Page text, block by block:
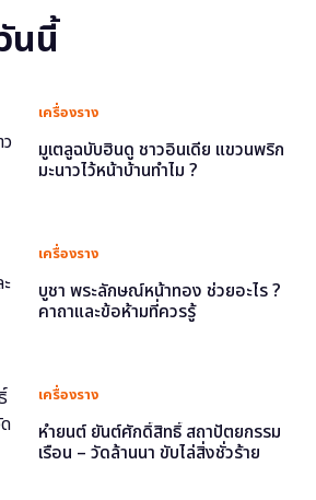
นนี้
เครื่องราง
มูเตลูฉบับฮินดู ชาวอินเดีย แขวนพริก
มะนาวไว้หน้าบ้านทำไม ?
เครื่องราง
บูชา พระลักษณ์หน้าทอง ช่วยอะไร ?
คาถาและข้อห้ามที่ควรรู้
เครื่องราง
หำยนต์ ยันต์ศักดิ์สิทธิ์ สถาปัตยกรรม
เรือน – วัดล้านนา ขับไล่สิ่งชั่วร้าย